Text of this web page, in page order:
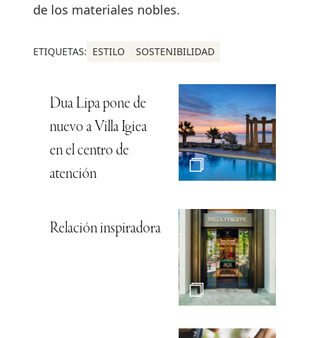
de los materiales nobles.
ETIQUETAS: ESTILO SOSTENIBILIDAD
Dua Lipa pone de
nuevo a Villa Igiea
en el centro de
atención
Relación inspiradora